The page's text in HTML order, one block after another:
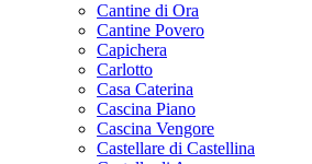
Cantine di Ora
Cantine Povero
Capichera
Carlotto
Casa Caterina
Cascina Piano
Cascina Vengore
Castellare di Castellina